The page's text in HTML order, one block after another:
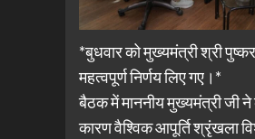
*बुधवार को मुख्यमंत्री श्री
महत्वपूर्ण निर्णय लिए गए।*
बैठक में माननीय मुख्यमंत्री जी
कारण वैश्विक आपूर्ति श्रृंखला